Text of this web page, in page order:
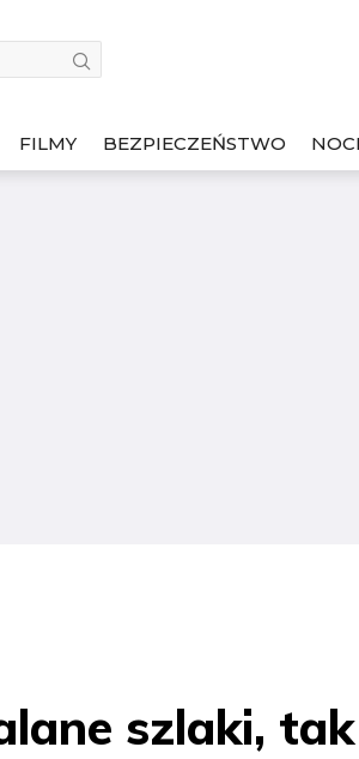
FILMY BEZPIECZEŃSTWO
szlaki, tak